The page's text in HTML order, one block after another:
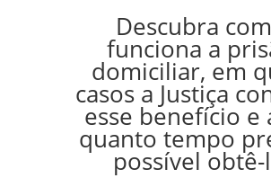
Descubra
funciona a
domiciliar, em
casos a Justiça
esse benefício e
quanto tempo
possível obtê-